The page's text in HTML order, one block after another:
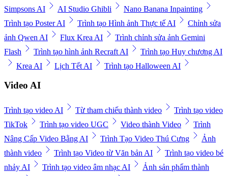
Simpsons AI
AI Studio Ghibli
Nano Banana Inpainting
Trình tạo Poster AI
Trình tạo Hình ảnh Thực tế AI
Chỉnh sửa
ảnh Qwen AI
Flux Krea AI
Trình chỉnh sửa ảnh Gemini
Flash
Trình tạo hình ảnh Recraft AI
Trình tạo Huy chương AI
Krea AI
Lịch Tết AI Trình tạo Halloween AI
Video AI
Trình tạo video AI Từ tham chiếu thành video
Trình tạo video
TikTok
Trình tạo video UGC Video thành Video
Trình
Nâng Cấp Video Bằng AI
Trình Tạo Video Thú Cưng
Ảnh
thành video
Trình tạo Video từ Văn bản AI
Trình tạo video bé
nhảy AI
Trình tạo video âm nhạc AI
Ảnh sản phẩm thành